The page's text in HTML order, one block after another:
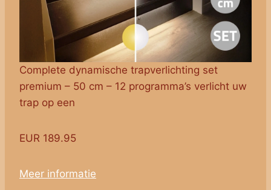
Complete dynamische trapverlichting set
premium – 50 cm – 12 programma’s verlicht uw
trap op een
EUR 189.95
Meer informatie